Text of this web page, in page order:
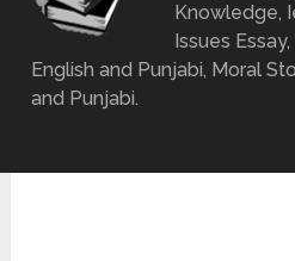
Knowledge,
Issues
English and Punjabi, Moral
and Punjabi.